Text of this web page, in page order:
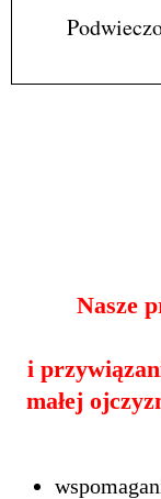
Nasze
i
małej